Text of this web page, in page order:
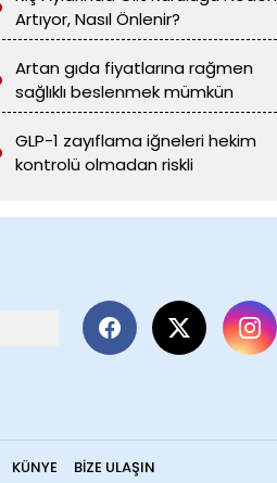
Artıyor, Nasıl Önlenir?
Artan gıda fiyatlarına rağmen
sağlıklı beslenmek mümkün
GLP-1 zayıflama iğneleri hekim
kontrolü olmadan riskli
KÜNYE BIZE ULAŞIN